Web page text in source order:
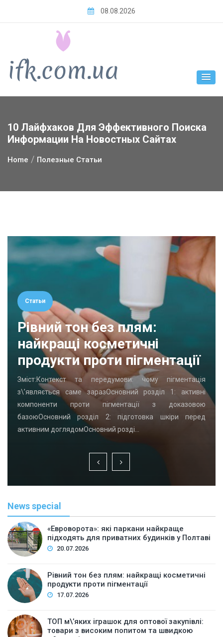
08.08.2026
10 Лайфхаков Для Эффективного Поиска
Информации На Новостных Сайтах
Home Полезные Статьи
Статьи
Рівний тон без плям:
найкращі косметичні
продукти проти пігментації
Зміст:Контекст та передумови: чому пігментація
з\’являється саме заразОсновний розділ 1: активні
компоненти проти пігментації з доказовою
базоюОсновний розділ 2: підготовка шкіри перед
активним доглядомОсновний розді…
News special
«Евроворота»: які паркани найкраще
підходять для приватних будинків у Полтаві
20.07.2026
Рівний тон без плям: найкращі косметичні
продукти проти пігментації
17.07.2026
ТОП м\’яких іграшок для оптової закупівлі:
товари з високим попитом та швидкою